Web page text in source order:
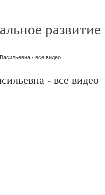
развитие
- все видео
- все видео